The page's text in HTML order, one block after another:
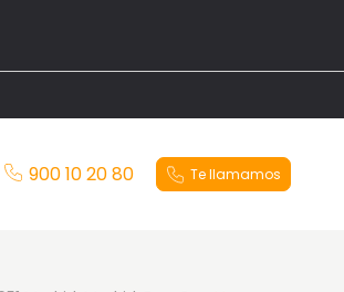
900 10 20 80 Te llamamos